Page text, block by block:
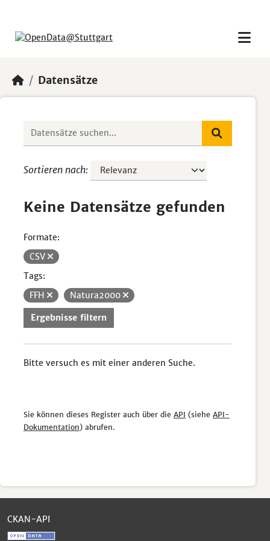
Datensätze
Sortieren nach
Keine Datensätze gefunden
Formate:
CSV
Tags:
FFH
Natura2000
Ergebnisse filtern
Bitte versuch es mit einer anderen Suche.
Sie können dieses Register auch über die API (siehe API-
Dokumentation) abrufen.
CKAN-API